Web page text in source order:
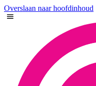
Overslaan naar hoofdinhoud